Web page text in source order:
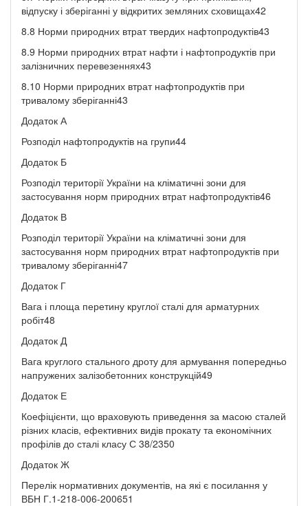
відпуску і зберіганні у відкритих земляних сховищах42
8.8 Норми природних втрат твердих нафтопродуктів43
8.9 Норми природних втрат нафти і нафтопродуктів при
залізничних перевезеннях43
8.10 Норми природних втрат нафтопродуктів при
тривалому зберіганні43
Додаток А
Розподіл нафтопродуктів на групи44
Додаток Б
Розподіл території України на кліматичні зони для
застосування норм природних втрат нафтопродуктів46
Додаток В
Розподіл території України на кліматичні зони для
застосування норм природних втрат нафтопродуктів при
тривалому зберіганні47
Додаток Г
Вага і площа перетину круглої сталі для арматурних
робіт48
Додаток Д
Вага круглого стального дроту для армування попередньо
напружених залізобетонних конструкцій49
Додаток Е
Коефіцієнти, що враховують приведення за масою сталей
різних класів, ефективних видів прокату та економічних
профілів до сталі класу С 38/2350
Додаток Ж
Перелік нормативних документів, на які є посилання у
ВБН Г.1-218-006-200651